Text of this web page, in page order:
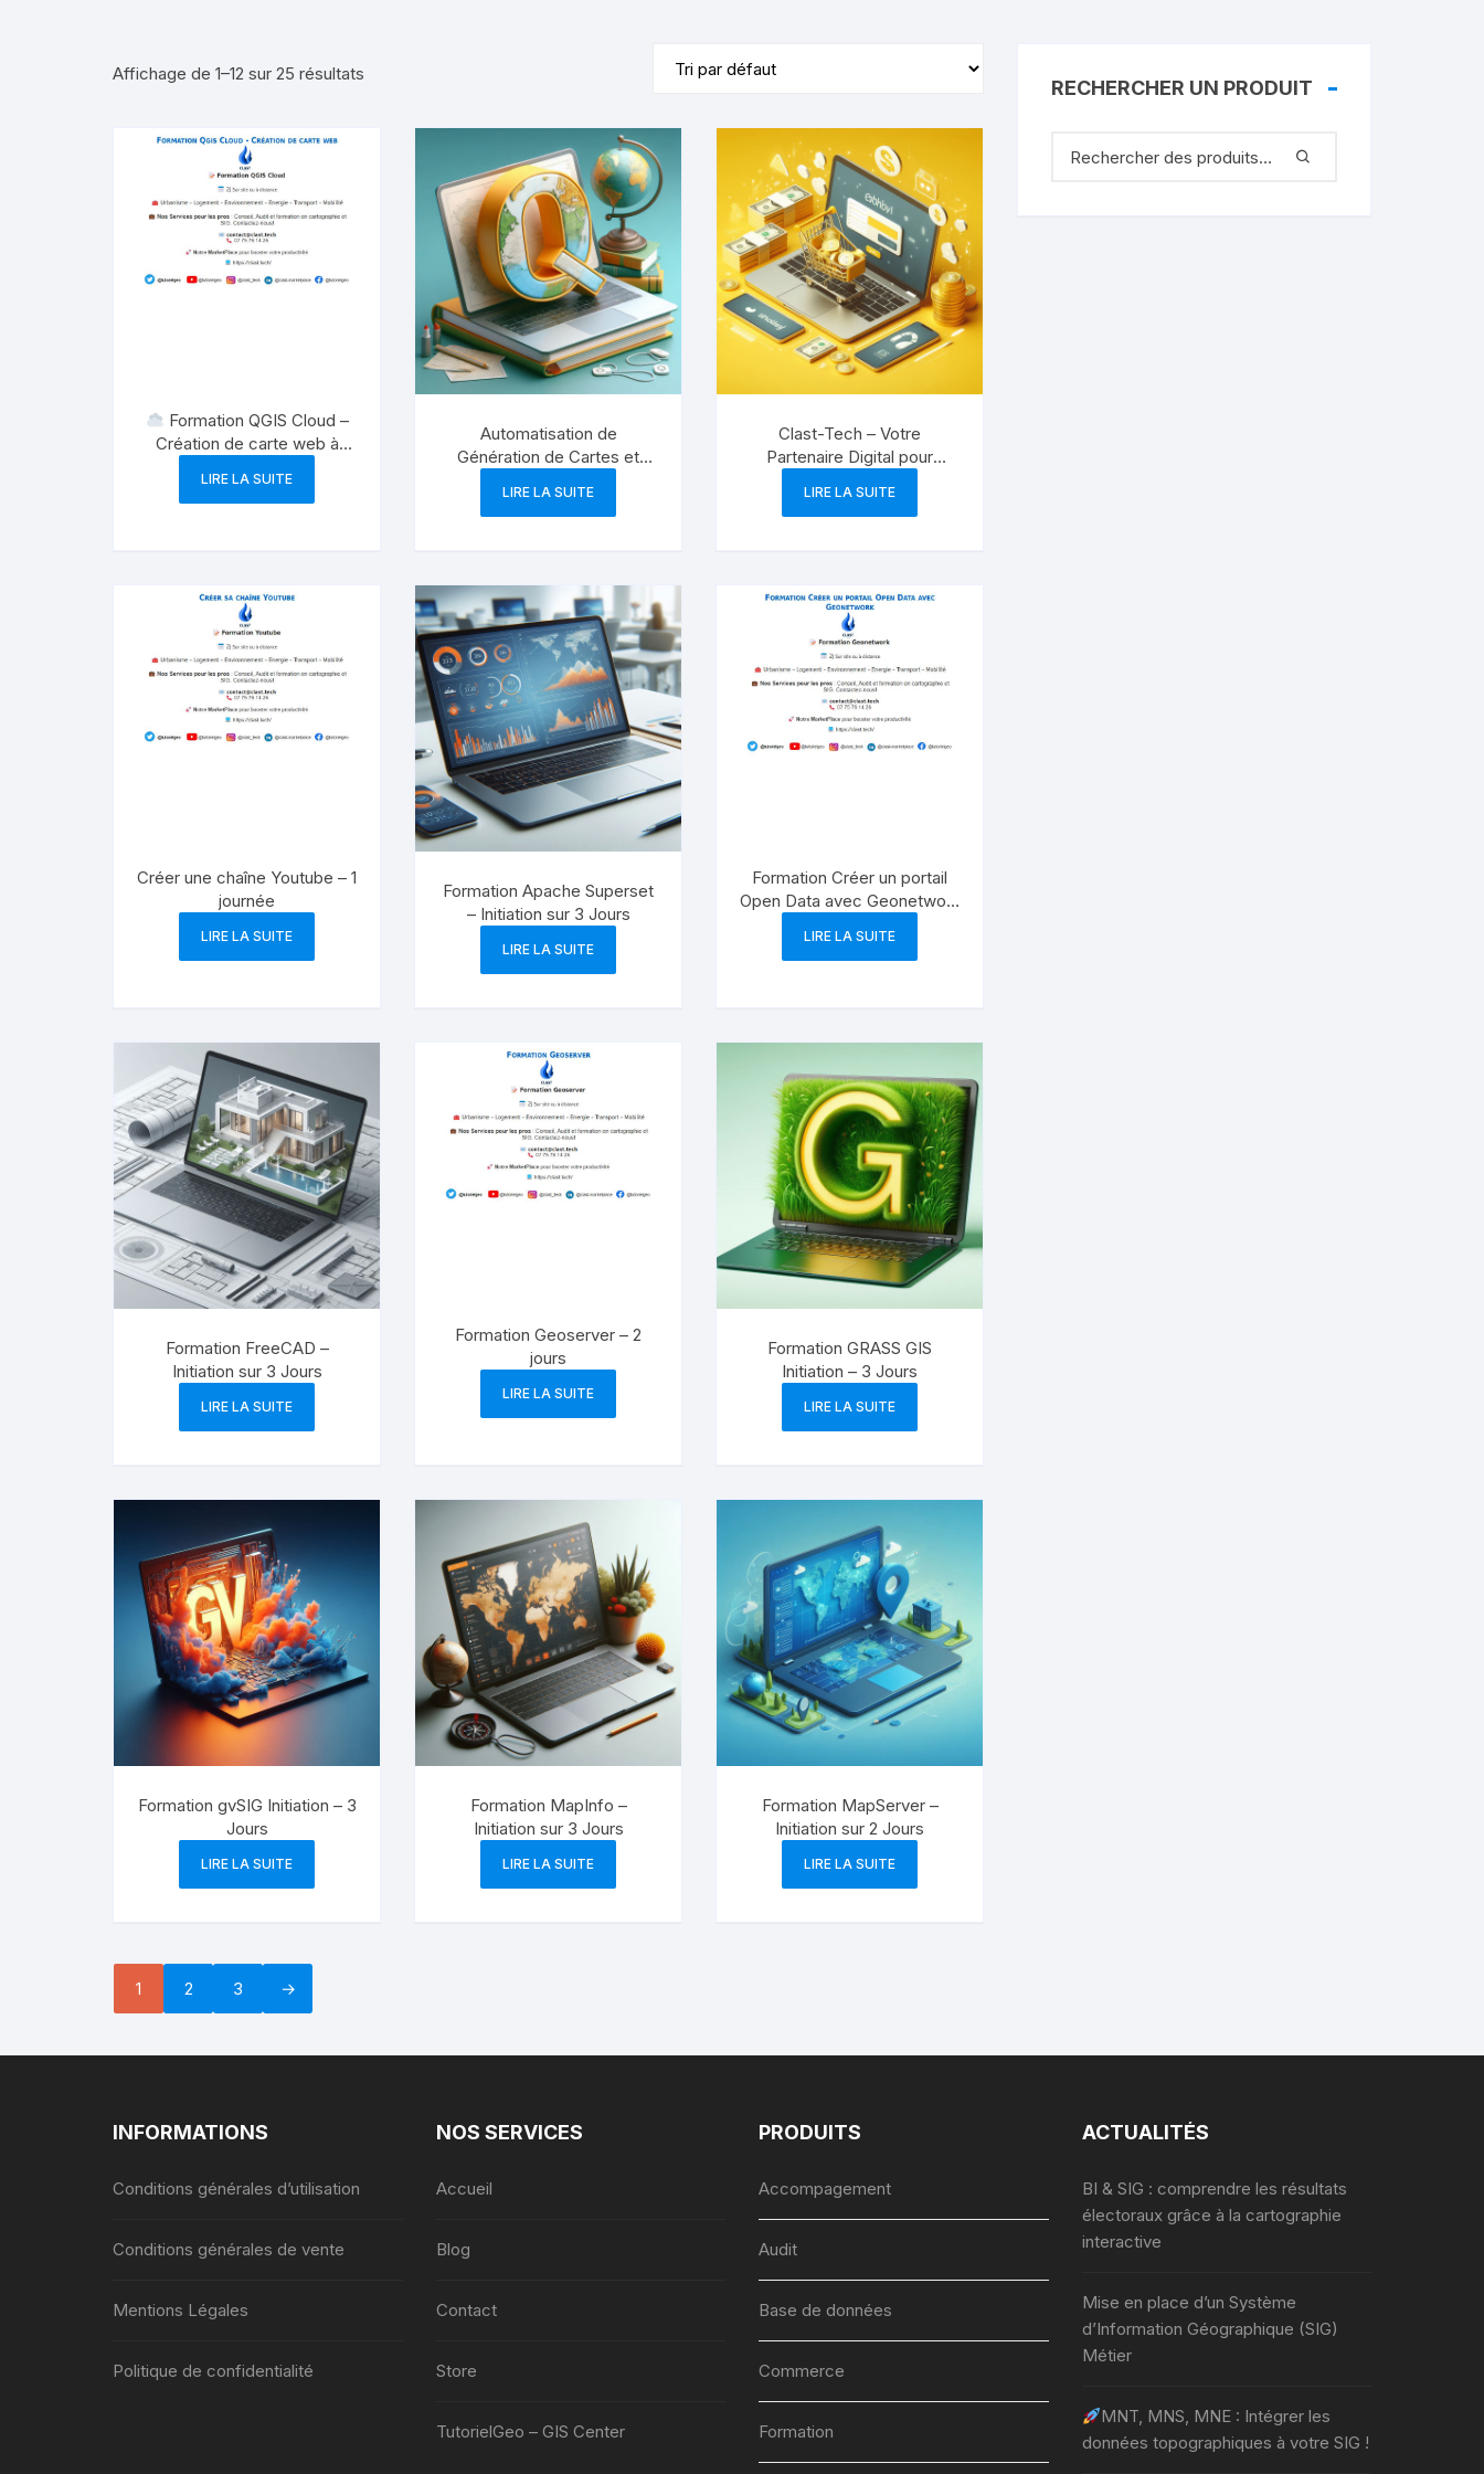
Affichage de 1–12 sur 25 résultats
Formation QGIS Cloud –
Création de carte web à
LIRE LA SUITE
Automatisation de
Génération de Cartes et
LIRE LA SUITE
Clast-Tech – Votre
Partenaire Digital pour
Commerciale
LIRE LA SUITE
Créer une chaîne Youtube – 1
journée
LIRE LA SUITE
Formation Apache Superset
– Initiation sur 3 Jours
LIRE LA SUITE
Formation Créer un portail
Open Data avec Geonetwork
LIRE LA SUITE
Formation FreeCAD –
Initiation sur 3 Jours
LIRE LA SUITE
Formation Geoserver – 2
jours
LIRE LA SUITE
Formation GRASS GIS
Initiation – 3 Jours
LIRE LA SUITE
Formation gvSIG Initiation – 3
Jours
LIRE LA SUITE
Formation MapInfo –
Initiation sur 3 Jours
LIRE LA SUITE
Formation MapServer –
Initiation sur 2 Jours
LIRE LA SUITE
1 2 3 →
RECHERCHER UN PRODUIT
INFORMATIONS
Conditions générales d’utilisation
Conditions générales de vente
Mentions Légales
Politique de confidentialité
NOS SERVICES
Accueil
Blog
Contact
Store
TutorielGeo – GIS Center
PRODUITS
Accompagement
Audit
Base de données
Commerce
Formation
ACTUALITÉS
BI & SIG : comprendre les résultats
électoraux grâce à la cartographie
interactive
Mise en place d’un Système
d’Information Géographique (SIG)
Métier
MNT, MNS, MNE : Intégrer les
données topographiques à votre SIG !